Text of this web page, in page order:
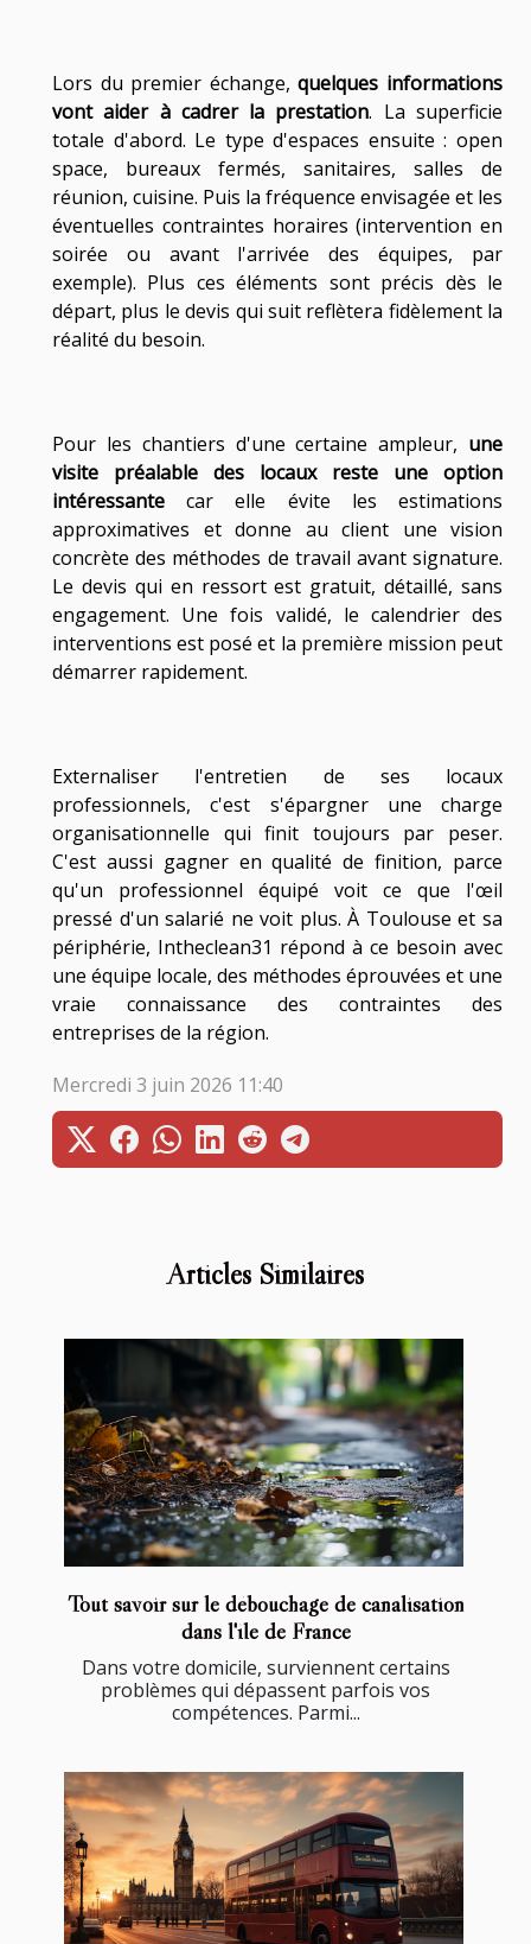
Articles Similaires
Tout savoir sur le débouchage de canalisation
dans l'île de France
Dans votre domicile, surviennent certains
problèmes qui dépassent parfois vos
compétences. Parmi...
Lors du premier échange,quelques informations
vont aider à cadrer la prestation. La superficie
totale d'abord. Le type d'espaces ensuite : open
space, bureaux fermés, sanitaires, salles de
réunion, cuisine. Puis la fréquence envisagée et les
éventuelles contraintes horaires (intervention en
soirée ou avant l'arrivée des équipes, par
exemple). Plus ces éléments sont précis dès le
départ, plus le devis qui suit reflètera fidèlement la
réalité du besoin.
Pour les chantiers d'une certaine ampleur, une
visite préalable des locaux reste une option
intéressantecar elle
évite les estimations
approximatives et donne au client une vision
concrète des méthodes de travail avant signature.
Le devis qui en ressort est gratuit, détaillé, sans
engagement. Une fois validé, le calendrier des
interventions est posé et la première mission peut
démarrer rapidement.
Externaliser l'entretien de ses locaux
professionnels, c'est s'épargner une charge
organisationnelle qui finit toujours par peser.
C'est aussi gagner en qualité de finition, parce
qu'un professionnel équipé voit ce que l'œil
pressé d'un salarié ne voit plus. À Toulouse et sa
périphérie, Intheclean31 répond à ce besoin avec
une équipe locale, des méthodes éprouvées et une
vraie connaissance des contraintes des
entreprises de la région.
Mercredi 3 juin 2026 11:40